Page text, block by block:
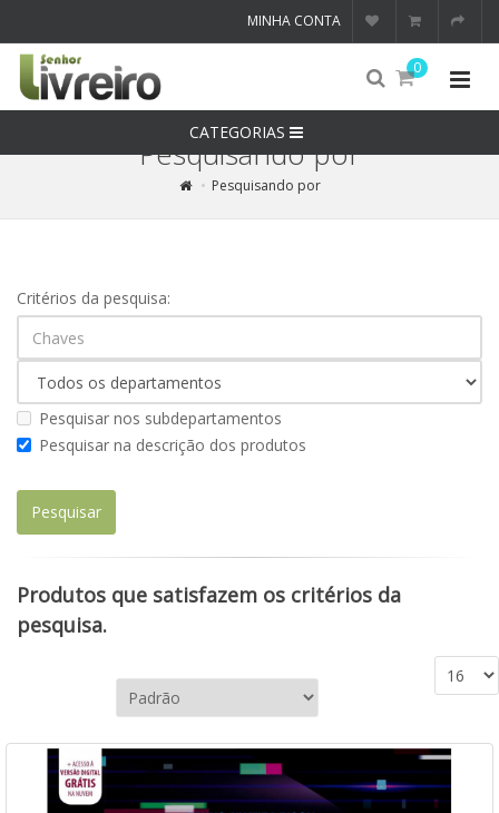
MINHA CONTA
0
CATEGORIAS
Pesquisando por
Pesquisando por
Critérios da pesquisa:
Pesquisar nos subdepartamentos
Pesquisar na descrição dos produtos
Produtos que satisfazem os critérios da
pesquisa.